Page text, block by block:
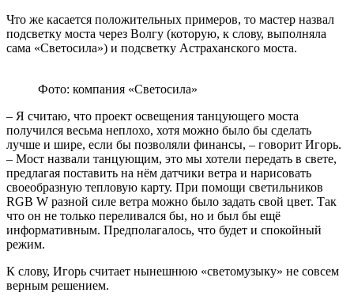
Что же касается положительных примеров, то мастер назвал
подсветку моста через Волгу (которую, к слову, выполняла
сама «Светосила») и подсветку Астраханского моста.
Фото: компания «Светосила»
– Я считаю, что проект освещения танцующего моста
получился весьма неплохо, хотя можно было бы сделать
лучше и шире, если бы позволяли финансы, – говорит Игорь.
– Мост назвали танцующим, это мы хотели передать в свете,
предлагая поставить на нём датчики ветра и нарисовать
своеобразную тепловую карту. При помощи светильников
RGB W разной силе ветра можно было задать свой цвет. Так
что он не только переливался бы, но и был бы ещё
информативным. Предполагалось, что будет и спокойный
режим.
К слову, Игорь считает нынешнюю «светомузыку» не совсем
верным решением.